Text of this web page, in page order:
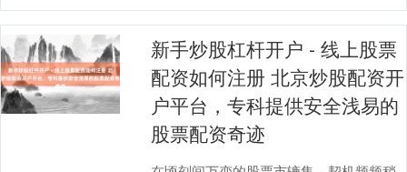
新手炒股杠杆开户 - 线上股票
配资如何注册 北京炒股配资开
户平台，专科提供安全浅易的
股票配资奇迹